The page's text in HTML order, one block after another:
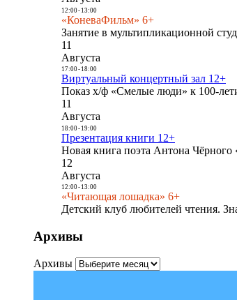
12:00- 13:00
«КоневаФильм» 6+
Занятие в мультипликационной
11
Августа
17:00- 18:00
Виртуальный концертный зал 12+
Показ х/ф «Смелые люди» к 100-
11
Августа
18:00- 19:00
Презентация книги 12+
Новая книга поэта Антона
12
Августа
12:00- 13:00
«Читающая лошадка» 6+
Детский клуб любителей чтения.
Архивы
Архивы